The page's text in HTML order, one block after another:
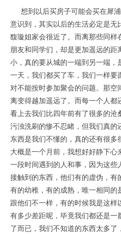
想到以后买房子可能会买在犀
意识到，其实以后的生活必定是
馥璇姐家会很近了。而离那些同样
朋友和同学们，却是更加遥远的
小，真的要从城的一端到另一端
一天，我们都买了车，我们一样
对不能按时参加聚会的问题。那
离变得越加遥远了。而每一个人都
看上去我们比四年前有了很多的沧
污浊洗刷的惨不忍睹，但我们真的
东西是我们不懂的，真的还有很多
大概是一个月前，我想好好静下
一段时间遇到的人和事，因为这
接触到的东西，他们有的虚伪，有
有的幼稚，有的成熟，唯一相同
跟他们不一样，有的时候我是这
有多少差距呢，毕竟我们都还是
了而已，我们不知道的东西太多了